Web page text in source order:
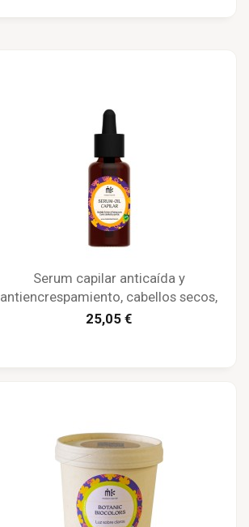
Serum capilar anticaída y
antiencrespamiento, cabellos secos,
ecológico - Maison Karité
25,05 €